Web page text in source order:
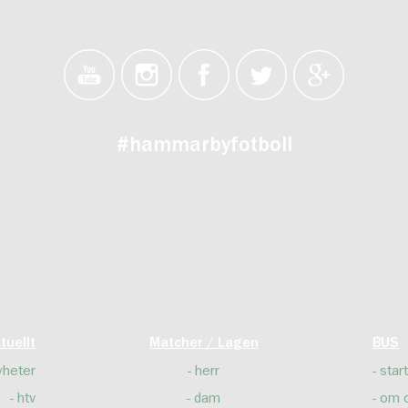
#hammarbyfotboll
htv
Matcher / Lagen
herr
dam
BUS
start
om